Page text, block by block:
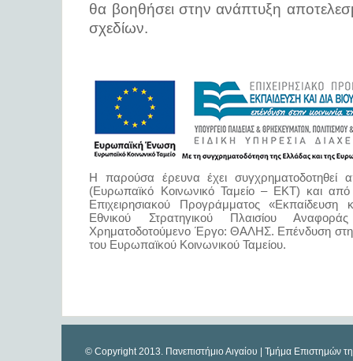
θα βοηθήσει στην ανάπτυξη
σχεδίων.
Η παρούσα έρευνα έχει
(Ευρωπαϊκό Κοινωνικό Ταμείο – ΕΚΤ) και
Επιχειρησιακού Προγράμματος
Εθνικού Στρατηγικού Πλαισίου
Χρηματοδοτούμενο Έργο: ΘΑΛΗΣ. Επένδυση
του Ευρωπαϊκού Κοινωνικού Ταμείου.
© Copyright 2013. Πανεπιστήμιο Αιγαίου | Τμήμα Επιστημών